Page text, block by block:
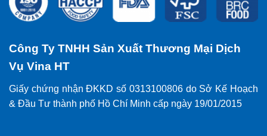
Công Ty TNHH Sản Xuất Thương Mại Dịch
Vụ Vina HT
Giấy chứng nhận ĐKKD số 0313100806 do Sở Kế Hoạch
& Đầu Tư thành phố Hồ Chí Minh cấp ngày 19/01/2015